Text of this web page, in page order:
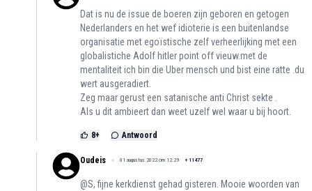
Dat is nu de issue de boeren zijn geboren en getogen
Nederlanders en het wef idioterie is een buitenlandse
organisatie met egoïstische zelf verheerlijking met een
globalistiche Adolf hitler point off vieuw.met de
mentaliteit ich bin die Uber mensch und bist eine ratte .du
wert ausgeradiert.
Zeg maar gerust een satanische anti Christ sekte .
Als u dit ambieert dan weet uzelf wel waar u bij hoort.
8+ Antwoord
Oudeis 01 augustus 2022 om 12:29 + 11477
@S, fijne kerkdienst gehad gisteren. Mooie woorden van